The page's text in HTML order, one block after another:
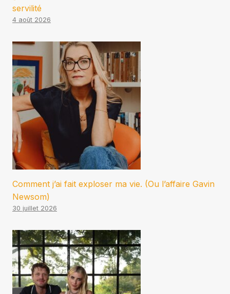
servilité
4 août 2026
Comment j’ai fait exploser ma vie. (Ou l’affaire Gavin
Newsom)
30 juillet 2026